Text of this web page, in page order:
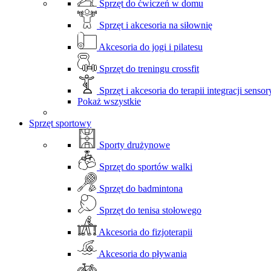
Sprzęt do ćwiczeń w domu
Sprzęt i akcesoria na siłownię
Akcesoria do jogi i pilatesu
Sprzęt do treningu crossfit
Sprzęt i akcesoria do terapii integracji
Pokaż wszystkie
Sprzęt sportowy
Sporty drużynowe
Sprzęt do sportów walki
Sprzęt do badmintona
Sprzęt do tenisa stołowego
Akcesoria do fizjoterapii
Akcesoria do pływania